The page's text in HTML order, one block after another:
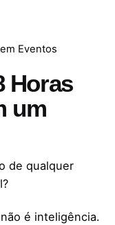
Eventos
Horas
um
de qualquer
é inteligência.